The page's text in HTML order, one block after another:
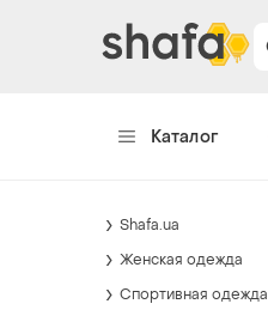
Каталог
Shafa.ua
Женская одежда
Спортивная одежда